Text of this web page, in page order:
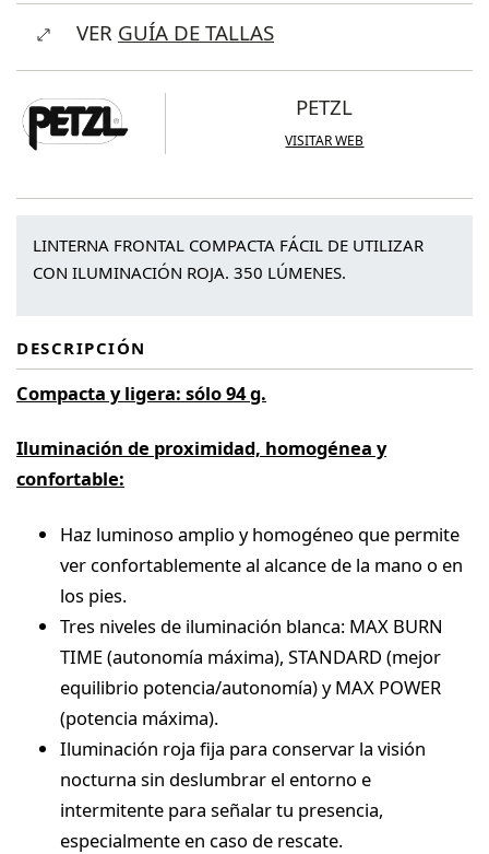
(350
cantidad
VER GUÍA DE TALLAS
PETZL
VISITAR WEB
LINTERNA FRONTAL COMPACTA FÁCIL DE UTILIZAR
CON ILUMINACIÓN ROJA. 350 LÚMENES.
DESCRIPCIÓN
Compacta y ligera: sólo 94 g.
Iluminación de proximidad, homogénea y
confortable:
Haz luminoso amplio y homogéneo que permite
ver confortablemente al alcance de la mano o en
los pies.
Tres niveles de iluminación blanca: MAX BURN
TIME (autonomía máxima), STANDARD (mejor
equilibrio potencia/autonomía) y MAX POWER
(potencia máxima).
Iluminación roja fija para conservar la visión
nocturna sin deslumbrar el entorno e
intermitente para señalar tu presencia,
especialmente en caso de rescate.